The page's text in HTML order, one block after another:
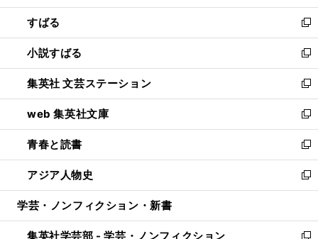
開
く
ウ
で
開
く
ン
ド
ウ
で
開
く
すばる
新
し
い
ウ
ィ
ン
ド
ウ
で
開
く
小説すばる
新
し
い
ウ
ィ
ン
ド
ウ
で
開
集英社 文芸ステーション
新
し
い
ウ
ィ
ン
ド
ウ
開
く
web 集英社文庫
新
し
い
ウ
ィ
ン
ウ
で
青春と読書
新
し
い
ウ
ン
アジア人物史
新
し
ウ
学芸・ノンフィクション・新書
集英社学芸部 - 学芸・ノンフィクション